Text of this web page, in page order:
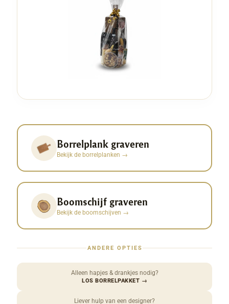
Borrelplank graveren
Bekijk de borrelplanken →
Boomschijf graveren
Bekijk de boomschijven →
ANDERE OPTIES
Alleen hapjes & drankjes nodig?
LOS BORRELPAKKET →
Liever hulp van een designer?